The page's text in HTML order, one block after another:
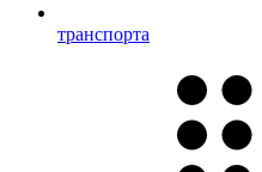
транспорта